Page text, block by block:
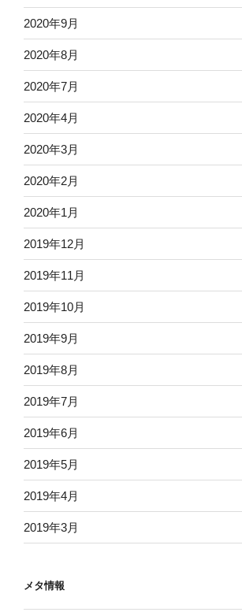
2020年9月
2020年8月
2020年7月
2020年4月
2020年3月
2020年2月
2020年1月
2019年12月
2019年11月
2019年10月
2019年9月
2019年8月
2019年7月
2019年6月
2019年5月
2019年4月
2019年3月
メタ情報